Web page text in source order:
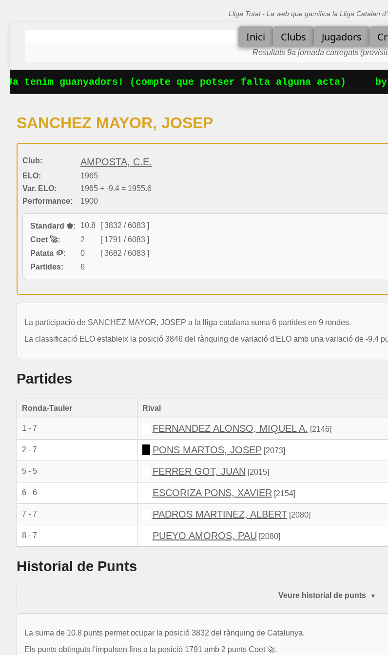
Lliga Total - La web que gamifica la Lliga Catalan
Inici Clubs Jugadors
Resultats 9a jornada carregats
tenim guanyadors! (compte que potser falta alguna acta) by
SANCHEZ MAYOR, JOSEP
Club: AMPOSTA, C.E.
ELO:
1965
Var. ELO:
1965 + -9.4 = 1955.6
Performance:
1900
Standard ♚: 10.8
[ 3832 / 6083 ]
Coet 🚀:
2
[ 1791 / 6083 ]
Patata 🥔:
0
[ 3682 / 6083 ]
Partides:
6
La participació de SANCHEZ MAYOR, JOSEP a la lliga catalana suma 6 partides en 9 rondes.
La classificació ELO estableix la posició 3846 del rànquing de variació d'ELO amb una variació de -9.4
Partides
Ronda-Tauler Rival
1 - 7 FERNANDEZ ALONSO, MIQUEL A. [2146]
2 - 7 PONS MARTOS, JOSEP[2073]
5 - 5 FERRER GOT, JUAN [2015]
6 - 6 ESCORIZA PONS, XAVIER [2154]
7 - 7 PADROS MARTINEZ, ALBERT [2080]
8 - 7 PUEYO AMOROS, PAU [2080]
Historial de Punts
Veure historial de punts
La suma de 10.8 punts permet ocupar la posició 3832 del rànquing de Catalunya.
Els punts obtinguts l'impulsen fins a la posició 1791 amb 2 punts Coet 🚀.